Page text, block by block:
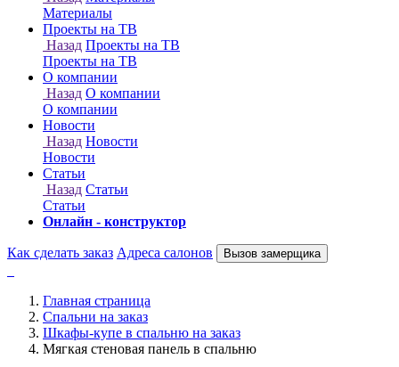
Онлайн - конструктор
Как сделать заказ Адреса салонов Вызов замерщика
Главная страница
Спальни на заказ
Шкафы-купе в спальню на заказ
Мягкая стеновая панель в спальню